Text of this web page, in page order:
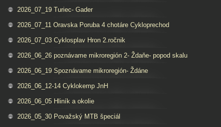
2026_07_19 Turiec- Gader
2026_07_11 Oravska Poruba 4 chotáre Cykloprechod
2026_07_03 Cyklosplav Hron 2.ročnik
2026_06_26 poznávame mikroregión 2- Ždaňe- popod skalu
2026_06_19 Spoznávame mikroregión- Ždáne
2026_06_12-14 Cyklokemp JnH
2026_06_05 Hliník a okolie
2026_05_30 Považský MTB špeciál